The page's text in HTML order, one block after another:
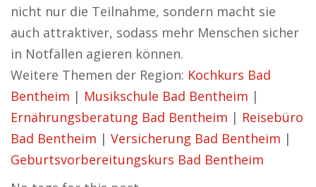
nicht nur die Teilnahme, sondern macht sie
auch attraktiver, sodass mehr Menschen sicher
in Notfällen agieren können.
Weitere Themen der Region: Kochkurs Bad
Bentheim | Musikschule Bad Bentheim |
Ernährungsberatung Bad Bentheim | Reisebüro
Bad Bentheim | Versicherung Bad Bentheim |
Geburtsvorbereitungskurs Bad Bentheim